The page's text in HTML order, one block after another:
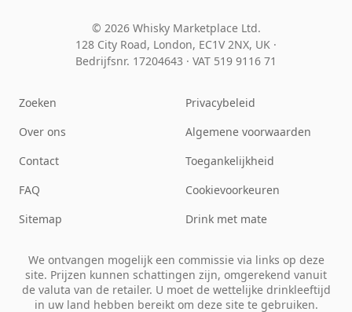
© 2026 Whisky Marketplace Ltd.
128 City Road, London, EC1V 2NX, UK ·
Bedrijfsnr. 17204643 · VAT 519 9116 71
Zoeken
Over ons
Contact
FAQ
Sitemap
Privacybeleid
Algemene voorwaarden
Toegankelijkheid
Cookievoorkeuren
Drink met mate
We ontvangen mogelijk een commissie via links op deze
site. Prijzen kunnen schattingen zijn, omgerekend vanuit
de valuta van de retailer. U moet de wettelijke drinkleeftijd
in uw land hebben bereikt om deze site te gebruiken.